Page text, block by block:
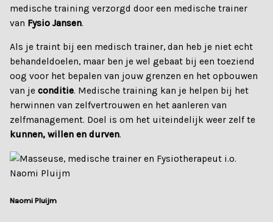
medische training verzorgd door een medische trainer
van Fysio Jansen.
Als je traint bij een medisch trainer, dan heb je niet echt
behandeldoelen, maar ben je wel gebaat bij een toeziend
oog voor het bepalen van jouw grenzen en het opbouwen
van jeconditie. Medische training kan je helpen bij het
herwinnen van zelfvertrouwen en het aanleren van
zelfmanagement. Doel is om het uiteindelijk weer zelf te
kunnen, willen en durven.
Naomi Pluijm